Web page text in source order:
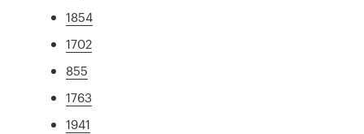
1854
1702
855
1763
1941